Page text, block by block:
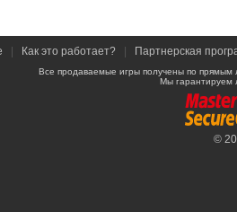
Как это работает? Партнерская
Все продаваемые игры получены по
Мы гарантируем
©